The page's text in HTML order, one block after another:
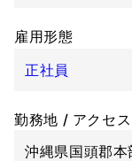
雇用形態
正社員
勤務地 / アクセス
沖縄県国頭郡